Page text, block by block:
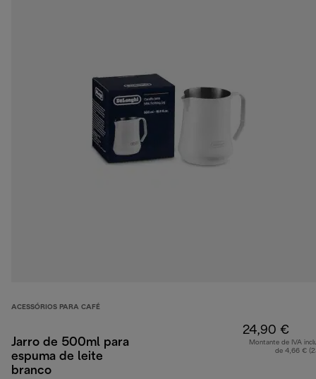
ACESSÓRIOS PARA CAFÉ
Jarro de 500ml para
espuma de leite
branco
24,90 €
Montante de IVA
de 4,66 €